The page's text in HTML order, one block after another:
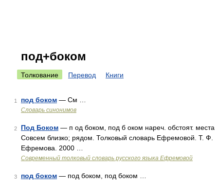
под+боком
Толкование Перевод Книги
1 под боком — См …
Словарь синонимов
2 Под Боком — п од боком, под б оком нареч. обстоят. места
Совсем близко; рядом. Толковый словарь Ефремовой. Т. Ф.
Ефремова. 2000 …
Современный толковый словарь русского языка Ефремовой
3 под боком — под боком, под боком …